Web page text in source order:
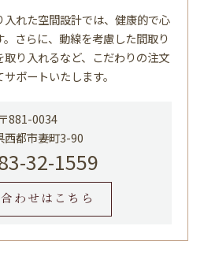
れた空間設計では、健康的で心
さらに、動線を考慮した間取り
り入れるなど、こだわりの注文
ポートいたします。
〒881-0034
西都市妻町3-90
32-1559
わせはこちら